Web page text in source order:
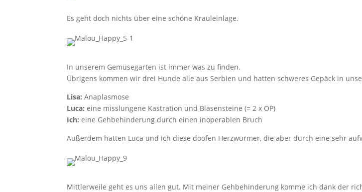
Es geht doch nichts über eine schöne Krauleinlage.
In unserem Gemüsegarten ist immer was zu finden.
Übrigens kommen wir drei Hunde alle aus Serbien und hatten schweres Gepäck in
Lisa: Anaplasmose
Luca: eine misslungene Kastration und Blasensteine (= 2 x OP)
Ich: eine Gehbehinderung durch einen inoperablen Bruch
Außerdem hatten Luca und ich diese doofen Herzwürmer, die aber durch eine sehr
Mittlerweile geht es uns allen gut. Mit meiner Gehbehinderung komme ich dank der